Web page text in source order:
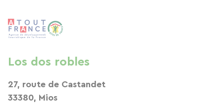
Los dos robles
27, route de Castandet
33380, Mios